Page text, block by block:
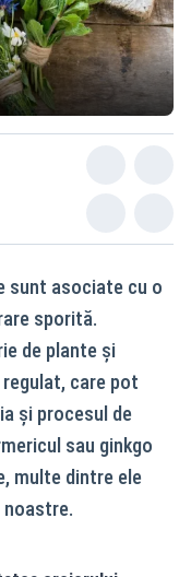
sunt asociate cu o
sporită.
de plante și
care pot
și procesul de
sau ginkgo
multe dintre ele
noastre.